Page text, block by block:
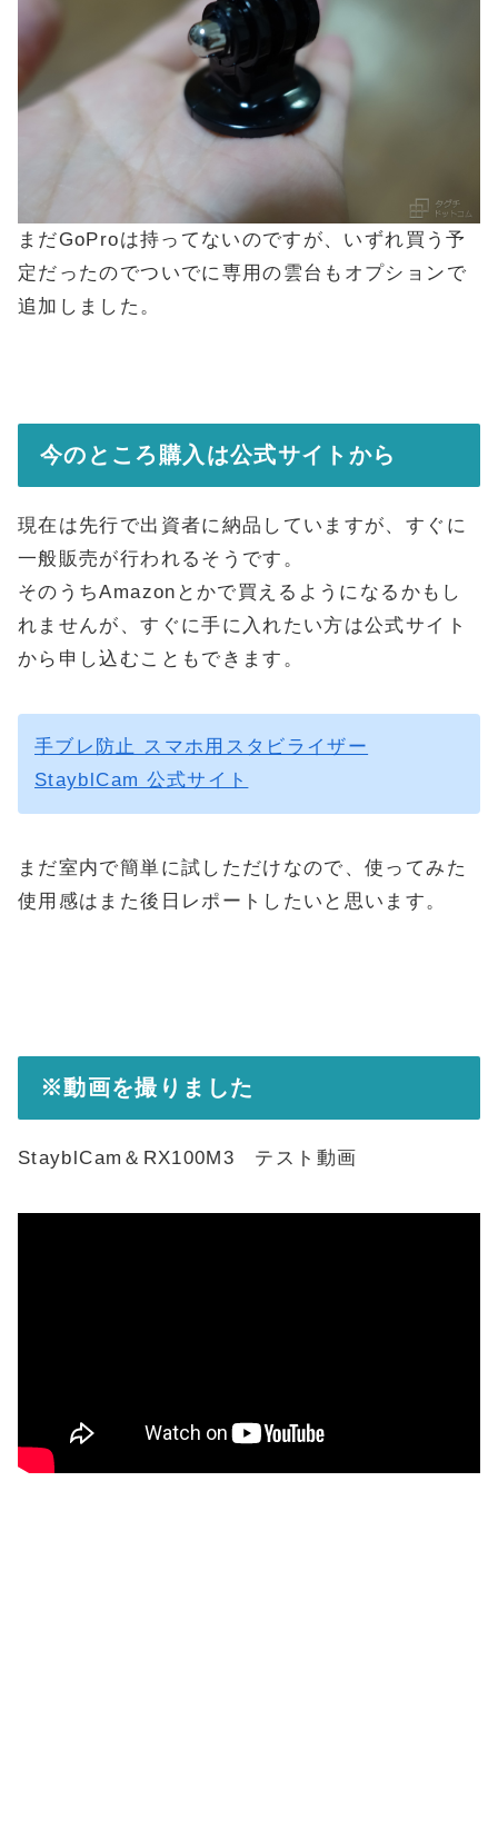
まだGoProは持ってないのですが、いずれ買う予
定だったのでついでに専用の雲台もオプションで
追加しました。
今のところ購入は公式サイトから
現在は先行で出資者に納品していますが、すぐに
一般販売が行われるそうです。
そのうちAmazonとかで買えるようになるかもし
れませんが、すぐに手に入れたい方は公式サイト
から申し込むこともできます。
手ブレ防止 スマホ用スタビライザー
StayblCam 公式サイト
まだ室内で簡単に試しただけなので、使ってみた
使用感はまた後日レポートしたいと思います。
※動画を撮りました
StayblCam＆RX100M3 テスト動画